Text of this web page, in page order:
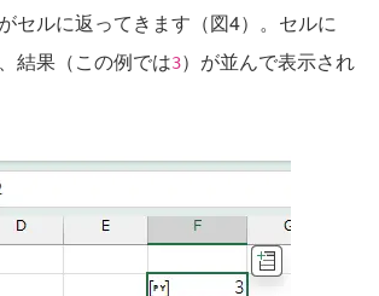
セルに返ってきます（図4）。セルに
結果（この例では3）が並んで表示され